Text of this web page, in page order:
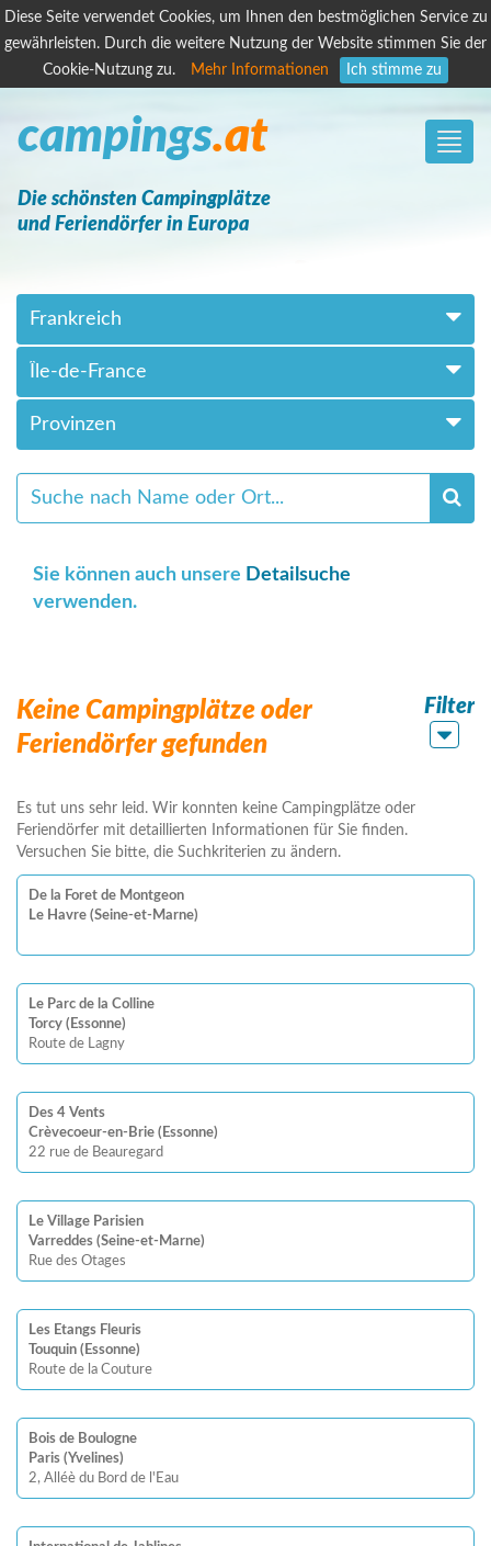
Diese Seite verwendet Cookies, um Ihnen den bestmöglichen Service zu
gewährleisten. Durch die weitere Nutzung der Website stimmen Sie der
Cookie-Nutzung zu.
Mehr Informationen Ich stimme zu
Toggle
campings.at
Die schönsten Campingplätze
und Feriendörfer in Europa
Frankreich
Île-de-France
Provinzen
Sie können auch unsere Detailsuche
verwenden.
Keine Campingplätze oder
Feriendörfer gefunden
Filter
Es tut uns sehr leid. Wir konnten keine Campingplätze oder
Feriendörfer mit detaillierten Informationen für Sie finden.
Versuchen Sie bitte, die Suchkriterien zu ändern.
De la Foret de Montgeon
Le Havre (Seine-et-Marne)
Le Parc de la Colline
Torcy (Essonne)
Route de Lagny
Des 4 Vents
Crèvecoeur-en-Brie (Essonne)
22 rue de Beauregard
Le Village Parisien
Varreddes (Seine-et-Marne)
Rue des Otages
Les Etangs Fleuris
Touquin (Essonne)
Route de la Couture
Bois de Boulogne
Paris (Yvelines)
2, Alléè du Bord de l'Eau